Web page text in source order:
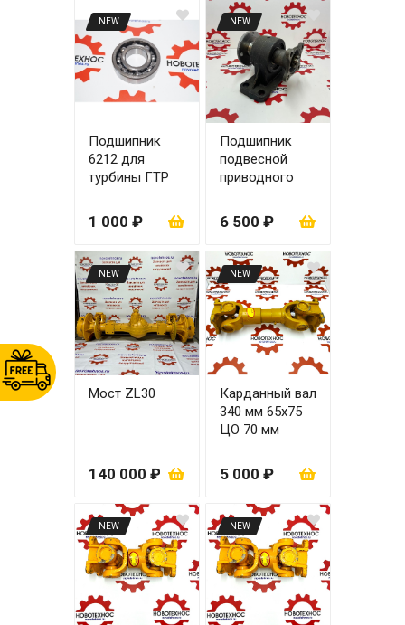
NEW
Подшипник
6212 для
турбины ГТР
1 000 ₽
NEW
Подшипник
подвесной
приводного
на ZL30
6 500 ₽
NEW
Мост ZL30
140 000 ₽
NEW
Карданный вал
340 мм 65х75
ЦО 70 мм
5 000 ₽
NEW NEW